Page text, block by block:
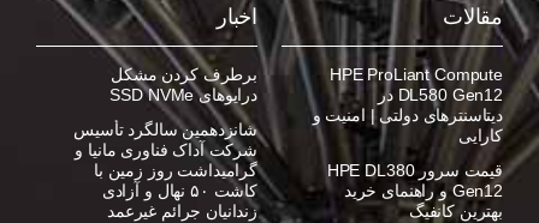
مقالات
HPE ProLiant Compute
DL580 Gen12 در
دیتاسنترهای دولتی | امنیت و
کارایی
قیمت سرور HPE DL380
Gen12 و راهنمای خرید
بهترین کانفیگ
اخبار
برطرف کردن مشکل
درایوهای SSD NVMe
شانزدهمین سالگرد تأسیس
شرکت آداک فناوری مانیا و
گرامیداشت روز زمین با
کاشت ۵۰ نهال و آزادی
زندانیان جرائم غیرعمد